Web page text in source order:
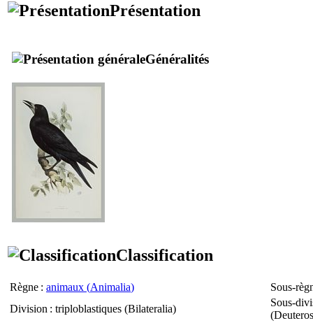
Présentation
Généralités
Classification
Règne : animaux (Animalia)
Sous-
Division : triploblastiques (Bilateralia)
Sous-
(